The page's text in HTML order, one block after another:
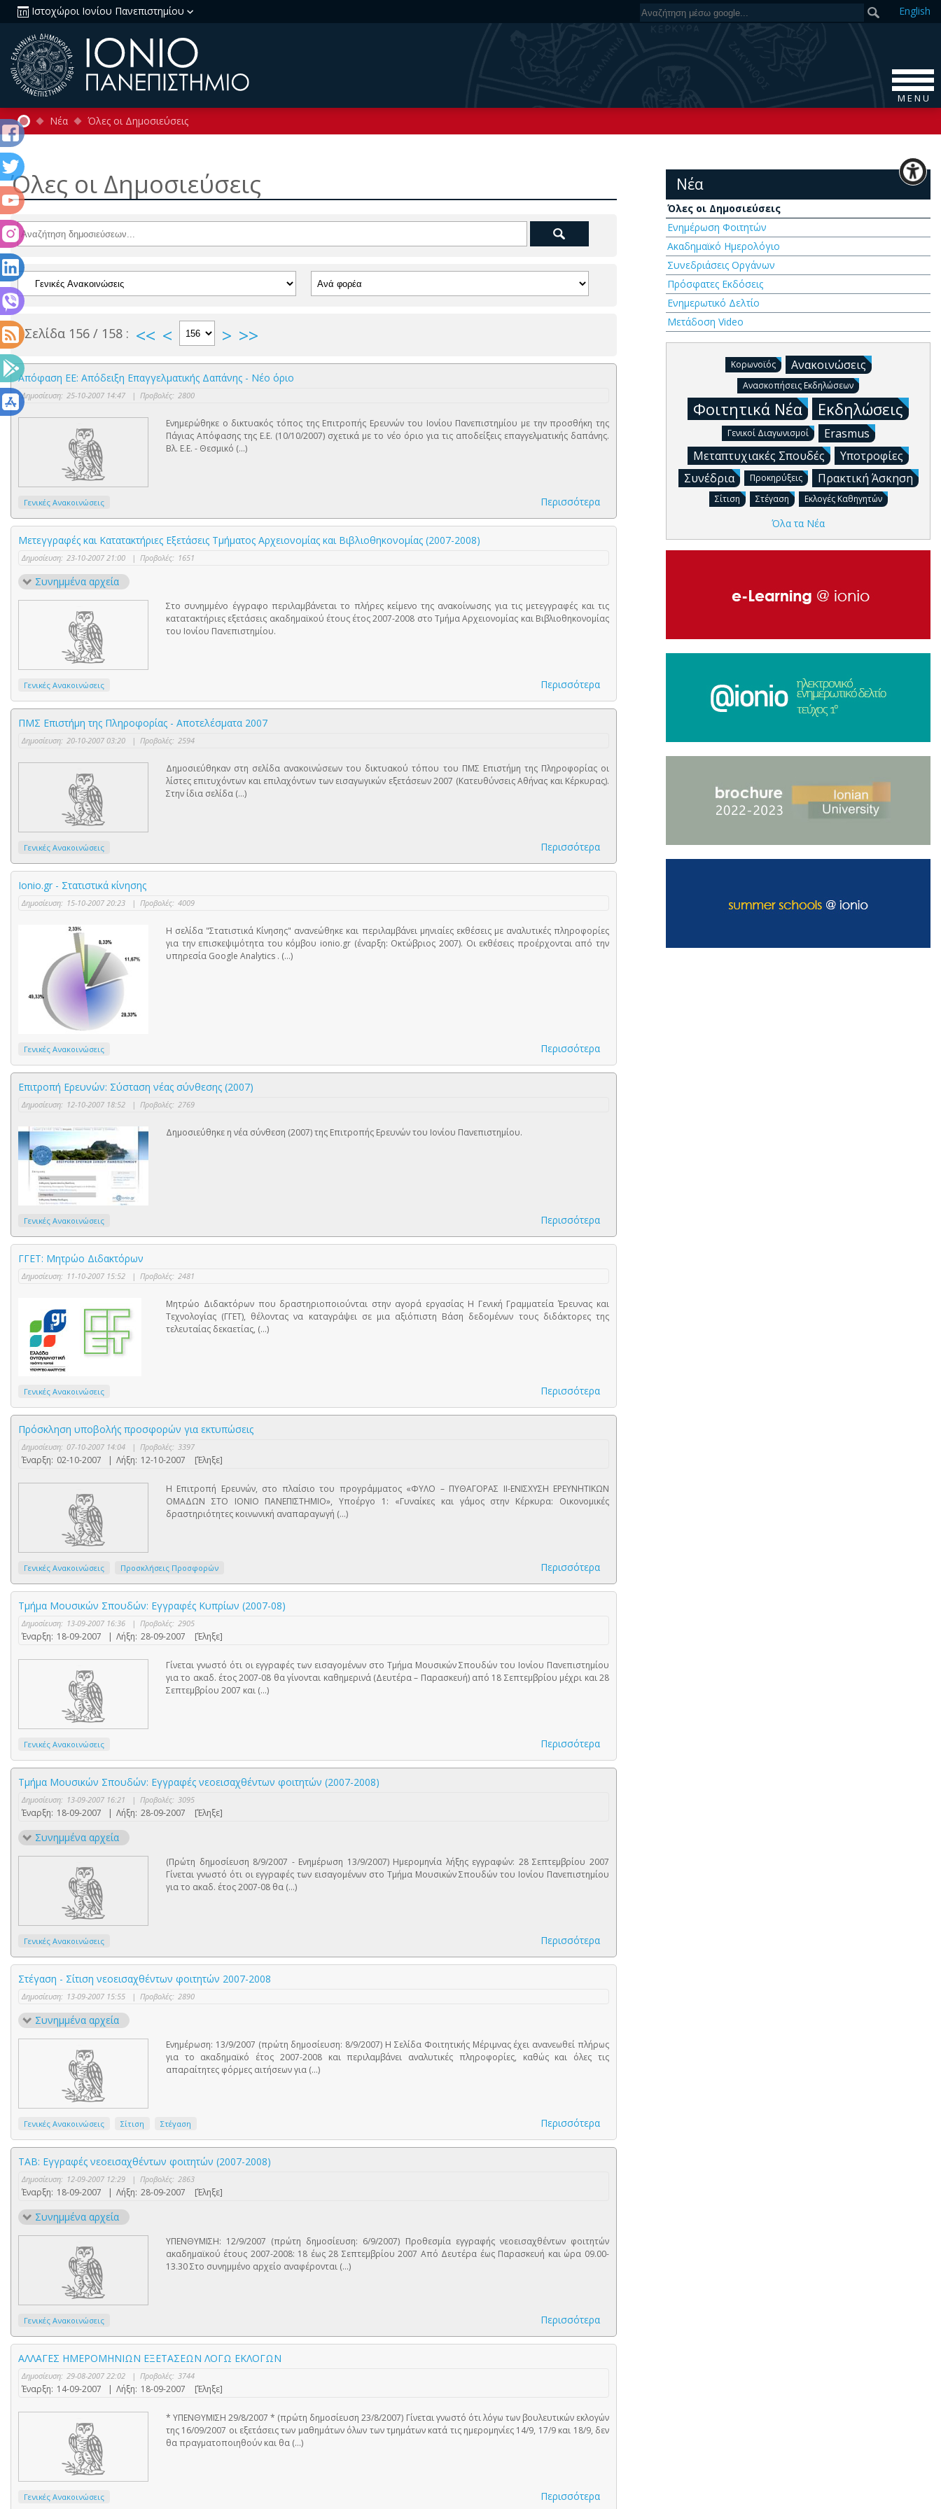
Ιστοχώροι Ιονίου Πανεπιστημίου English
M E N U
Νέα Όλες οι Δημοσιεύσεις
Όλες οι Δημοσιεύσεις
Σελίδα 156 / 158 : << < > >>
Απόφαση ΕΕ: Απόδειξη Επαγγελματικής Δαπάνης - Νέο όριο
Δημοσίευση: 25-10-2007 14:47 | Προβολές: 2800
Ενημερώθηκε ο δικτυακός τόπος της Επιτροπής Ερευνών του Ιονίου Πανεπιστημίου με την προσθήκη της
Πάγιας Απόφασης της Ε.Ε. (10/10/2007) σχετικά με το νέο όριο για τις αποδείξεις επαγγελματικής δαπάνης.
Βλ. E.E. - Θεσμικό (...)
Γενικές Ανακοινώσεις Περισσότερα
Μετεγγραφές και Κατατακτήριες Εξετάσεις Τμήματος Αρχειονοµίας και Βιβλιοθηκονοµίας (2007-2008)
Δημοσίευση: 23-10-2007 21:00 | Προβολές: 1651
Συνημμένα αρχεία
Στο συνημμένο έγγραφο περιλαμβάνεται το πλήρες κείμενο της ανακοίνωσης για τις μετεγγραφές και τις
κατατακτήριες εξετάσεις ακαδημαϊκού έτους έτος 2007-2008 στο Τμήμα Αρχειονοµίας και Βιβλιοθηκονοµίας
του Ιονίου Πανεπιστημίου.
Γενικές Ανακοινώσεις Περισσότερα
ΠΜΣ Επιστήμη της Πληροφορίας - Αποτελέσματα 2007
Δημοσίευση: 20-10-2007 03:20 | Προβολές: 2594
Δημοσιεύθηκαν στη σελίδα ανακοινώσεων του δικτυακού τόπου του ΠΜΣ Επιστήμη της Πληροφορίας οι
λίστες επιτυχόντων και επιλαχόντων των εισαγωγικών εξετάσεων 2007 (Κατευθύνσεις Αθήνας και Κέρκυρας).
Στην ίδια σελίδα (...)
Γενικές Ανακοινώσεις Περισσότερα
Ionio.gr - Στατιστικά κίνησης
Δημοσίευση: 15-10-2007 20:23 | Προβολές: 4009
Η σελίδα "Στατιστικά Κίνησης" ανανεώθηκε και περιλαμβάνει μηνιαίες εκθέσεις με αναλυτικές πληροφορίες
για την επισκεψιμότητα του κόμβου ionio.gr (έναρξη: Οκτώβριος 2007). Οι εκθέσεις προέρχονται από την
υπηρεσία Google Analytics . (...)
Γενικές Ανακοινώσεις Περισσότερα
Επιτροπή Ερευνών: Σύσταση νέας σύνθεσης (2007)
Δημοσίευση: 12-10-2007 18:52 | Προβολές: 2769
Δημοσιεύθηκε η νέα σύνθεση (2007) της Επιτροπής Ερευνών του Ιονίου Πανεπιστημίου.
Γενικές Ανακοινώσεις Περισσότερα
ΓΓΕΤ: Μητρώο Διδακτόρων
Δημοσίευση: 11-10-2007 15:52 | Προβολές: 2481
Μητρώο Διδακτόρων που δραστηριοποιούνται στην αγορά εργασίας Η Γενική Γραμματεία Έρευνας και
Τεχνολογίας (ΓΓΕΤ), θέλοντας να καταγράψει σε μια αξιόπιστη Βάση δεδομένων τους διδάκτορες της
τελευταίας δεκαετίας, (...)
Γενικές Ανακοινώσεις Περισσότερα
Πρόσκληση υποβολής προσφορών για εκτυπώσεις
Δημοσίευση: 07-10-2007 14:04 | Προβολές: 3397
Έναρξη: 02-10-2007 | Λήξη: 12-10-2007 [Έληξε]
Η Επιτροπή Ερευνών, στo πλαίσιο του προγράμματος «ΦΥΛΟ – ΠΥΘΑΓΟΡΑΣ ΙΙ-ΕΝΙΣΧΥΣΗ ΕΡΕΥΝΗΤΙΚΩΝ
ΟΜΑΔΩΝ ΣΤΟ ΙΟΝΙΟ ΠΑΝΕΠΙΣΤΗΜΙΟ», Υποέργο 1: «Γυναίκες και γάμος στην Κέρκυρα: Οικονομικές
δραστηριότητες κοινωνική αναπαραγωγή (...)
Γενικές Ανακοινώσεις Προσκλήσεις Προσφορών Περισσότερα
Τμήμα Μουσικών Σπουδών: Εγγραφές Κυπρίων (2007-08)
Δημοσίευση: 13-09-2007 16:36 | Προβολές: 2905
Έναρξη: 18-09-2007 | Λήξη: 28-09-2007 [Έληξε]
Γίνεται γνωστό ότι οι εγγραφές των εισαγομένων στο Τμήμα Μουσικών Σπουδών του Ιονίου Πανεπιστημίου
για το ακαδ. έτος 2007-08 θα γίνονται καθημερινά (Δευτέρα – Παρασκευή) από 18 Σεπτεμβρίου μέχρι και 28
Σεπτεμβρίου 2007 και (...)
Γενικές Ανακοινώσεις Περισσότερα
Τμήμα Μουσικών Σπουδών: Εγγραφές νεοεισαχθέντων φοιτητών (2007-2008)
Δημοσίευση: 13-09-2007 16:21 | Προβολές: 3095
Έναρξη: 18-09-2007 | Λήξη: 28-09-2007 [Έληξε]
Συνημμένα αρχεία
(Πρώτη δημοσίευση 8/9/2007 - Ενημέρωση 13/9/2007) Ημερομηνία λήξης εγγραφών: 28 Σεπτεμβρίου 2007
Γίνεται γνωστό ότι οι εγγραφές των εισαγομένων στο Τμήμα Μουσικών Σπουδών του Ιονίου Πανεπιστημίου
για το ακαδ. έτος 2007-08 θα (...)
Γενικές Ανακοινώσεις Περισσότερα
Στέγαση - Σίτιση νεοεισαχθέντων φοιτητών 2007-2008
Δημοσίευση: 13-09-2007 15:55 | Προβολές: 2890
Συνημμένα αρχεία
Ενημέρωση: 13/9/2007 (πρώτη δημοσίευση: 8/9/2007) Η Σελίδα Φοιτητικής Μέριμνας έχει ανανεωθεί πλήρως
για το ακαδημαϊκό έτος 2007-2008 και περιλαμβάνει αναλυτικές πληροφορίες, καθώς και όλες τις
απαραίτητες φόρμες αιτήσεων για (...)
Γενικές Ανακοινώσεις Σίτιση Στέγαση Περισσότερα
ΤΑΒ: Εγγραφές νεοεισαχθέντων φοιτητών (2007-2008)
Δημοσίευση: 12-09-2007 12:29 | Προβολές: 2863
Έναρξη: 18-09-2007 | Λήξη: 28-09-2007 [Έληξε]
Συνημμένα αρχεία
ΥΠΕΝΘΥΜΙΣΗ: 12/9/2007 (πρώτη δημοσίευση: 6/9/2007) Προθεσμία εγγραφής νεοεισαχθέντων φοιτητών
ακαδημαϊκού έτους 2007-2008: 18 έως 28 Σεπτεμβρίου 2007 Από Δευτέρα έως Παρασκευή και ώρα 09.00-
13.30 Στο συνημμένο αρχείο αναφέρονται (...)
Γενικές Ανακοινώσεις Περισσότερα
ΑΛΛΑΓΕΣ ΗΜΕΡΟΜΗΝΙΩΝ ΕΞΕΤΑΣΕΩΝ ΛΟΓΩ ΕΚΛΟΓΩΝ
Δημοσίευση: 29-08-2007 22:02 | Προβολές: 3744
Έναρξη: 14-09-2007 | Λήξη: 18-09-2007 [Έληξε]
* ΥΠΕΝΘΥΜΙΣΗ 29/8/2007 * (πρώτη δημοσίευση 23/8/2007) Γίνεται γνωστό ότι λόγω των βουλευτικών εκλογών
της 16/09/2007 οι εξετάσεις των μαθημάτων όλων των τμημάτων κατά τις ημερομηνίες 14/9, 17/9 και 18/9, δεν
θα πραγματοποιηθούν και θα (...)
Γενικές Ανακοινώσεις Περισσότερα
Νέα
Όλες οι Δημοσιεύσεις
Ενημέρωση Φοιτητών
Ακαδημαϊκό Ημερολόγιο
Συνεδριάσεις Οργάνων
Πρόσφατες Εκδόσεις
Ενημερωτικό Δελτίο
Μετάδοση Video
Κορωνοϊός Ανακοινώσεις
Ανασκοπήσεις Εκδηλώσεων
Φοιτητικά Νέα Εκδηλώσεις
Γενικοί Διαγωνισμοί
Erasmus
Μεταπτυχιακές Σπουδές
Υποτροφίες
Συνέδρια
Προκηρύξεις Πρακτική Άσκηση
Σίτιση Στέγαση Εκλογές Καθηγητών
Όλα τα Νέα